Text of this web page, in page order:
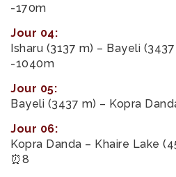
-170m
Jour 04:
Isharu (3137 m) – Bayeli
-1040m
Jour 05:
Bayeli (3437 m) – Kopra
Jour 06:
Kopra Danda – Khaire Lake
⏰8